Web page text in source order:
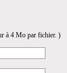
à 4 Mo par fichier. )